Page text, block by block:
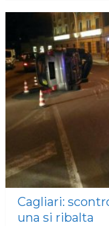
Cagliari:
una si ribalta